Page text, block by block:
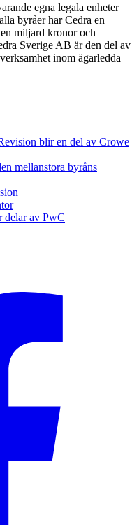
egna legala enheter
byråer har Cedra en
miljard kronor och
Sverige AB är den del av
inom ägarledda
blir en del av Crowe
mellanstora byråns
delar av PwC